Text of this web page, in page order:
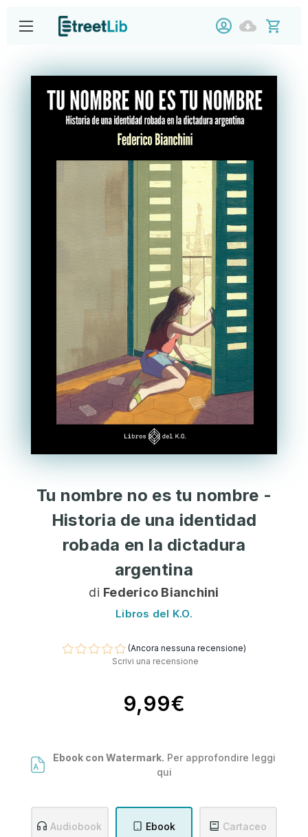
Tu nombre no es tu nombre -
Historia de una identidad
robada en la dictadura
argentina
di Federico Bianchini
Libros del K.O.
(Ancora nessuna recensione)
Scrivi una recensione
9,99€
Ebook con Watermark. Per approfondire leggi
qui
Audiobook
Ebook
Cartaceo